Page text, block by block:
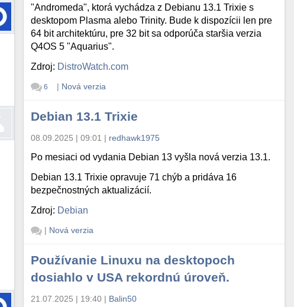
"Andromeda", ktorá vychádza z Debianu 13.1 Trixie s
desktopom Plasma alebo Trinity. Bude k dispozícii len pre
64 bit architektúru, pre 32 bit sa odporúča staršia verzia
Q4OS 5 "Aquarius".
Zdroj: DistroWatch.com
6 | Nová verzia
Debian 13.1 Trixie
08.09.2025 | 09:01 | redhawk1975
Po mesiaci od vydania Debian 13 vyšla nová verzia 13.1.
Debian 13.1 Trixie opravuje 71 chýb a pridáva 16
bezpečnostných aktualizácií.
Zdroj: Debian
| Nová verzia
Používanie Linuxu na desktopoch
dosiahlo v USA rekordnú úroveň.
21.07.2025 | 19:40 | Balin50